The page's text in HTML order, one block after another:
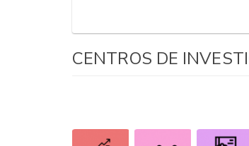
CENTROS DE